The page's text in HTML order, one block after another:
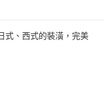
式、西式的裝潢，完美